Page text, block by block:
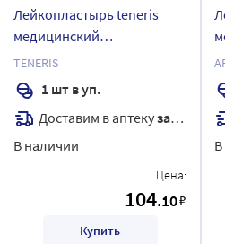
Лейкопластырь teneris
медицинский
фиксирующий на нетканой
основе 10х25 см 1 шт.
TENERIS
1 шт в уп.
Доставим в аптекузавтра
В наличии
Цена:
104.10₽
Купить